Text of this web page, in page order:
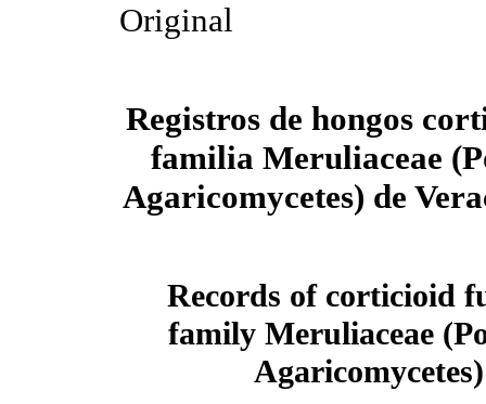
Original
Registros de hongos
familia Meruliaceae
Agaricomycetes) de
Records of corticioid
family Meruliaceae